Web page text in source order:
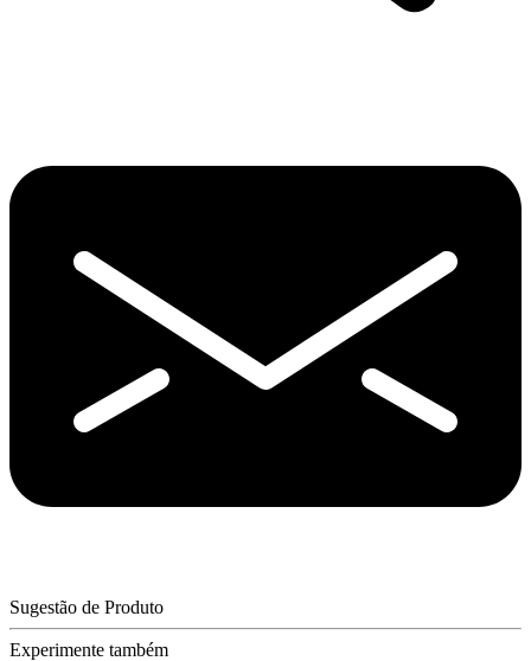
Sugestão de Produto
Experimente também